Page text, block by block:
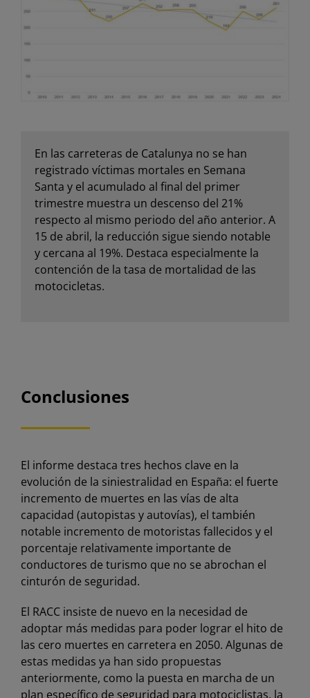
En las carreteras de Catalunya no se han
registrado víctimas mortales en Semana
Santa y el acumulado al final del primer
trimestre muestra un descenso del 21%
respecto al mismo periodo del año anterior. A
15 de abril, la reducción sigue siendo notable
y cercana al 19%. Destaca especialmente la
contención de la tasa de mortalidad de las
motocicletas.
Conclusiones
El informe destaca tres hechos clave en la
evolución de la siniestralidad en España: el fuerte
incremento de muertes en las vías de alta
capacidad (autopistas y autovías), el también
notable incremento de motoristas fallecidos y el
porcentaje relativamente importante de
conductores de turismo que no se abrochan el
cinturón de seguridad.
El RACC insiste de nuevo en la necesidad de
adoptar más medidas para poder lograr el hito de
las cero muertes en carretera en 2050. Algunas de
estas medidas ya han sido propuestas
anteriormente, como la puesta en marcha de un
plan específico de seguridad para motociclistas, la